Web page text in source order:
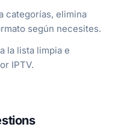
categorías, elimina
según necesites.
la lista limpia e
IPTV.